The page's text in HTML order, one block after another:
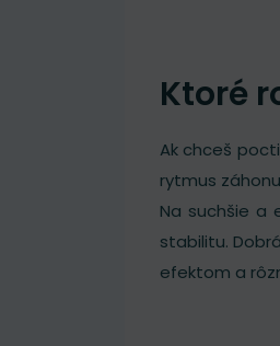
Ktoré
Ak chceš
rytmus
Na suchšie a
stabilitu.
efektom a